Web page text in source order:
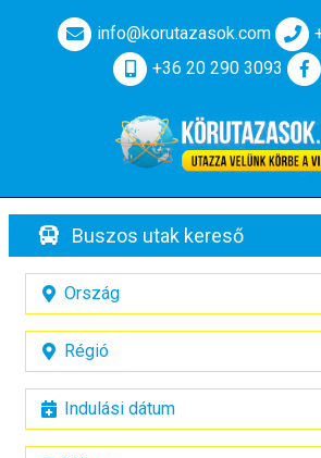
info@korutazasok.com
+36 20 290 3093
Buszos utak kereső